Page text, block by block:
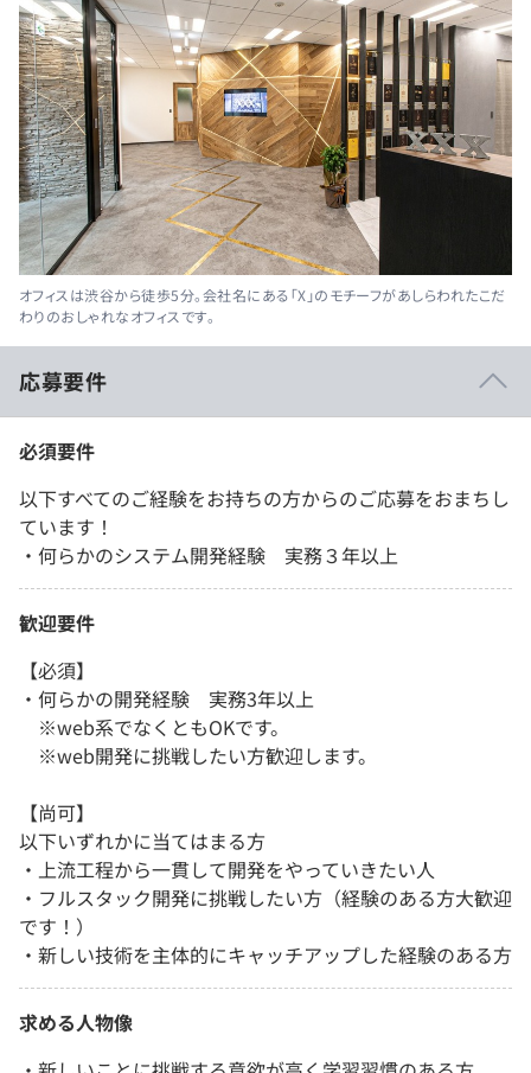
オフィスは渋谷から徒歩5分。会社名にある「X」のモチーフがあしらわれたこだ
わりのおしゃれなオフィスです。
応募要件
必須要件
以下すべてのご経験をお持ちの方からのご応募をおまちし
ています！
・何らかのシステム開発経験 実務３年以上
歓迎要件
【必須】
・何らかの開発経験 実務3年以上
※web系でなくともOKです。
※web開発に挑戦したい方歓迎します。
【尚可】
以下いずれかに当てはまる方
・上流工程から一貫して開発をやっていきたい人
・フルスタック開発に挑戦したい方（経験のある方大歓迎
です！）
・新しい技術を主体的にキャッチアップした経験のある方
求める人物像